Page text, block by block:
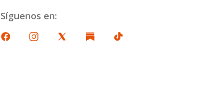
Síguenos en: